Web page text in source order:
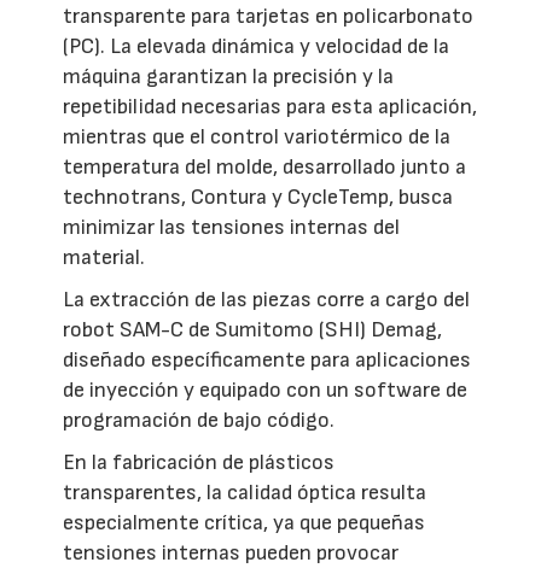
transparente para tarjetas en policarbonato
(PC). La elevada dinámica y velocidad de la
máquina garantizan la precisión y la
repetibilidad necesarias para esta aplicación,
mientras que el control variotérmico de la
temperatura del molde, desarrollado junto a
technotrans, Contura y CycleTemp, busca
minimizar las tensiones internas del
material.
La extracción de las piezas corre a cargo del
robot SAM-C de Sumitomo (SHI) Demag,
diseñado específicamente para aplicaciones
de inyección y equipado con un software de
programación de bajo código.
En la fabricación de plásticos
transparentes, la calidad óptica resulta
especialmente crítica, ya que pequeñas
tensiones internas pueden provocar